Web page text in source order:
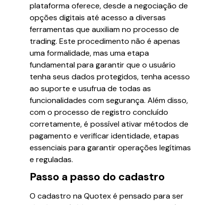
plataforma oferece, desde a negociação de
opções digitais até acesso a diversas
ferramentas que auxiliam no processo de
trading. Este procedimento não é apenas
uma formalidade, mas uma etapa
fundamental para garantir que o usuário
tenha seus dados protegidos, tenha acesso
ao suporte e usufrua de todas as
funcionalidades com segurança. Além disso,
com o processo de registro concluído
corretamente, é possível ativar métodos de
pagamento e verificar identidade, etapas
essenciais para garantir operações legítimas
e reguladas.
Passo a passo do cadastro
O cadastro na Quotex é pensado para ser